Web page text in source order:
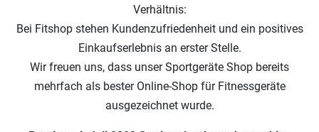
Verhältnis:
Bei Fitshop stehen Kundenzufriedenheit und ein positives
Einkaufserlebnis an erster Stelle.
Wir freuen uns, dass unser Sportgeräte Shop bereits
mehrfach als bester Online-Shop für Fitnessgeräte
ausgezeichnet wurde.